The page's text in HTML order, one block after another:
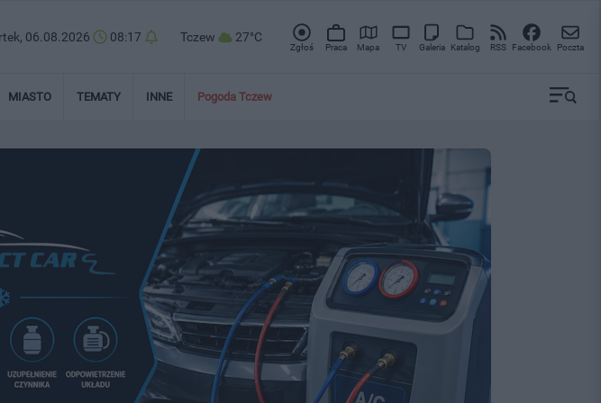
06.08.2026 08:17 Tczew 27°C
Zgłoś Praca Mapa TV Galeria Katalog RSS Facebook Poczta
MIASTO TEMATY INNE Pogoda Tczew